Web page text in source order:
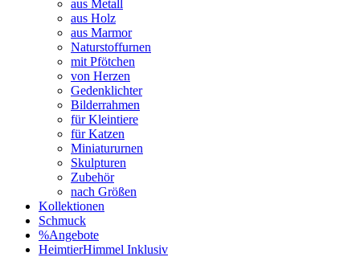
aus Metall
aus Holz
aus Marmor
Naturstoffurnen
mit Pfötchen
von Herzen
Gedenklichter
Bilderrahmen
für Kleintiere
für Katzen
Miniatururnen
Skulpturen
Zubehör
nach Größen
Kollektionen
Schmuck
%Angebote
HeimtierHimmel Inklusiv